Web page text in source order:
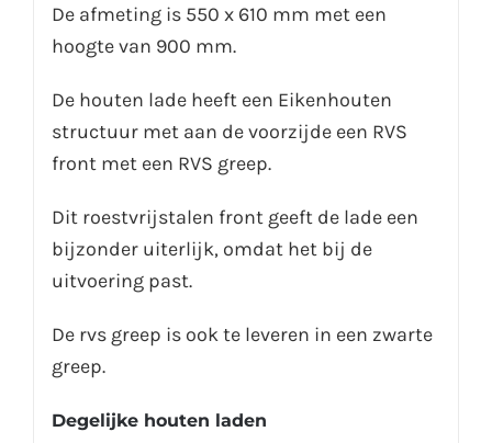
De afmeting is 550 x 610 mm met een
hoogte van 900 mm.
De houten lade heeft een Eikenhouten
structuur met aan de voorzijde een RVS
front met een RVS greep.
Dit roestvrijstalen front geeft de lade een
bijzonder uiterlijk, omdat het bij de
uitvoering past.
De rvs greep is ook te leveren in een zwarte
greep.
Degelijke houten laden